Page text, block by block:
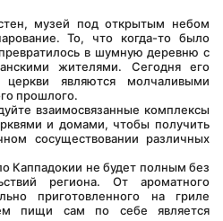
То, что когда-то было
в шумную деревню с
жителями. Сегодня его
являются молчаливыми
прошлого.
взаимосвязанные комплексы
и домами, чтобы получить
сосуществовании различных
региона. От ароматного
приготовленного на гриле
пищи сам по себе является